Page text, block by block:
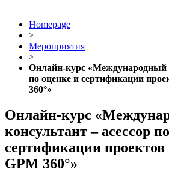
Homepage
>
Мероприятия
>
Онлайн-курс «Международный
по оценке и сертификации
360°»
Онлайн-курс
консультант – асессор
сертификации проектов
GPM 360°»